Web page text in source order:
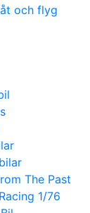
The Past
1/76